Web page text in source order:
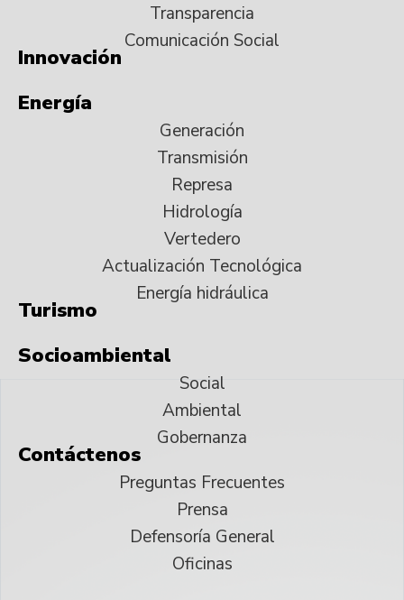
Transparencia
Comunicación Social
Innovación
Energía
Generación
Transmisión
Represa
Hidrología
Vertedero
Actualización Tecnológica
Energía hidráulica
Turismo
Socioambiental
Social
Ambiental
Gobernanza
Contáctenos
Preguntas Frecuentes
Prensa
Defensoría General
Oficinas